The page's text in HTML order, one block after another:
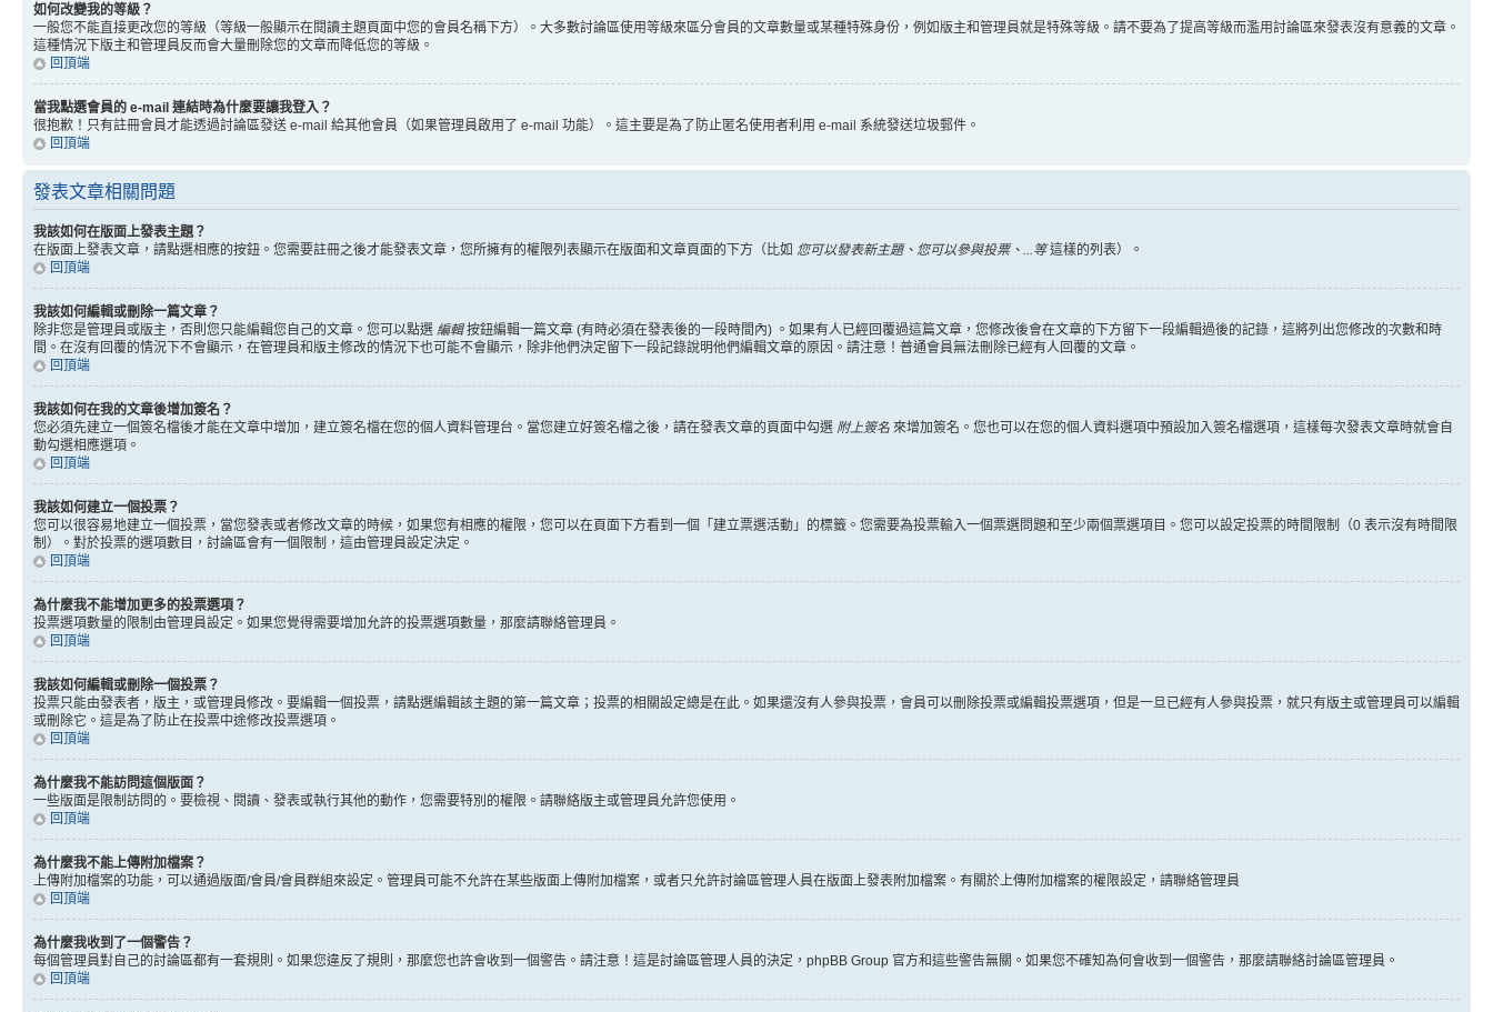
如何改變我的等級？
一般您不能直接更改您的等級（等級一般顯示在閱讀主題頁面中您的會員名稱下方）。大多數討論區使用等級來區分會員的文章數量或某種特殊身份，例如版主和管理員就是特殊等級。請不要為了提高等級而濫用討論區來發表沒有意義的文章。
這種情況下版主和管理員反而會大量刪除您的文章而降低您的等級。
回頂端
當我點選會員的 e-mail 連結時為什麼要讓我登入？
很抱歉！只有註冊會員才能透過討論區發送 e-mail 給其他會員（如果管理員啟用了 e-mail 功能）。這主要是為了防止匿名使用者利用 e-mail 系統發送垃圾郵件。
回頂端
發表文章相關問題
我該如何在版面上發表主題？
在版面上發表文章，請點選相應的按鈕。您需要註冊之後才能發表文章，您所擁有的權限列表顯示在版面和文章頁面的下方（比如 您可以發表新主題、您可以參與投票、...等這樣的列表）。
回頂端
我該如何編輯或刪除一篇文章？
除非您是管理員或版主，否則您只能編輯您自己的文章。您可以點選 編輯按鈕編輯一篇文章 (有時必須在發表後的一段時間內) 。如果有人已經回覆過這篇文章，您修改後會在文章的下方留下一段編輯過後的記錄，這將列出您修改的次數和時
間。在沒有回覆的情況下不會顯示，在管理員和版主修改的情況下也可能不會顯示，除非他們決定留下一段記錄說明他們編輯文章的原因。請注意！普通會員無法刪除已經有人回覆的文章。
回頂端
我該如何在我的文章後增加簽名？
您必須先建立一個簽名檔後才能在文章中增加，建立簽名檔在您的個人資料管理台。當您建立好簽名檔之後，請在發表文章的頁面中勾選 附上簽名 來增加簽名。您也可以在您的個人資料選項中預設加入簽名檔選項，這樣每次發表文章時就會自
動勾選相應選項。
回頂端
我該如何建立一個投票？
您可以很容易地建立一個投票，當您發表或者修改文章的時候，如果您有相應的權限，您可以在頁面下方看到一個「建立票選活動」的標籤。您需要為投票輸入一個票選問題和至少兩個票選項目。您可以設定投票的時間限制（0 表示沒有時間限
制）。對於投票的選項數目，討論區會有一個限制，這由管理員設定決定。
回頂端
為什麼我不能增加更多的投票選項？
投票選項數量的限制由管理員設定。如果您覺得需要增加允許的投票選項數量，那麼請聯絡管理員。
回頂端
我該如何編輯或刪除一個投票？
投票只能由發表者，版主，或管理員修改。要編輯一個投票，請點選編輯該主題的第一篇文章；投票的相關設定總是在此。如果還沒有人參與投票，會員可以刪除投票或編輯投票選項，但是一旦已經有人參與投票，就只有版主或管理員可以編輯
或刪除它。這是為了防止在投票中途修改投票選項。
回頂端
為什麼我不能訪問這個版面？
一些版面是限制訪問的。要檢視、閱讀、發表或執行其他的動作，您需要特別的權限。請聯絡版主或管理員允許您使用。
回頂端
為什麼我不能上傳附加檔案？
上傳附加檔案的功能，可以通過版面/會員/會員群組來設定。管理員可能不允許在某些版面上傳附加檔案，或者只允許討論區管理人員在版面上發表附加檔案。有關於上傳附加檔案的權限設定，請聯絡管理員
回頂端
為什麼我收到了一個警告？
每個管理員對自己的討論區都有一套規則。如果您違反了規則，那麼您也許會收到一個警告。請注意！這是討論區管理人員的決定，phpBB Group 官方和這些警告無關。如果您不確知為何會收到一個警告，那麼請聯絡討論區管理員。
回頂端